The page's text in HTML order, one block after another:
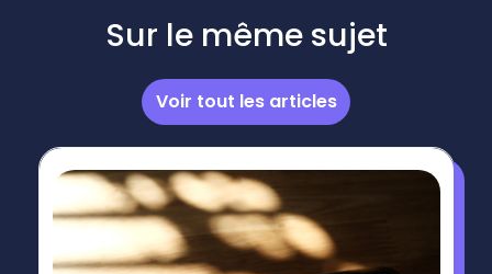
Sur le même sujet
Voir tout les articles